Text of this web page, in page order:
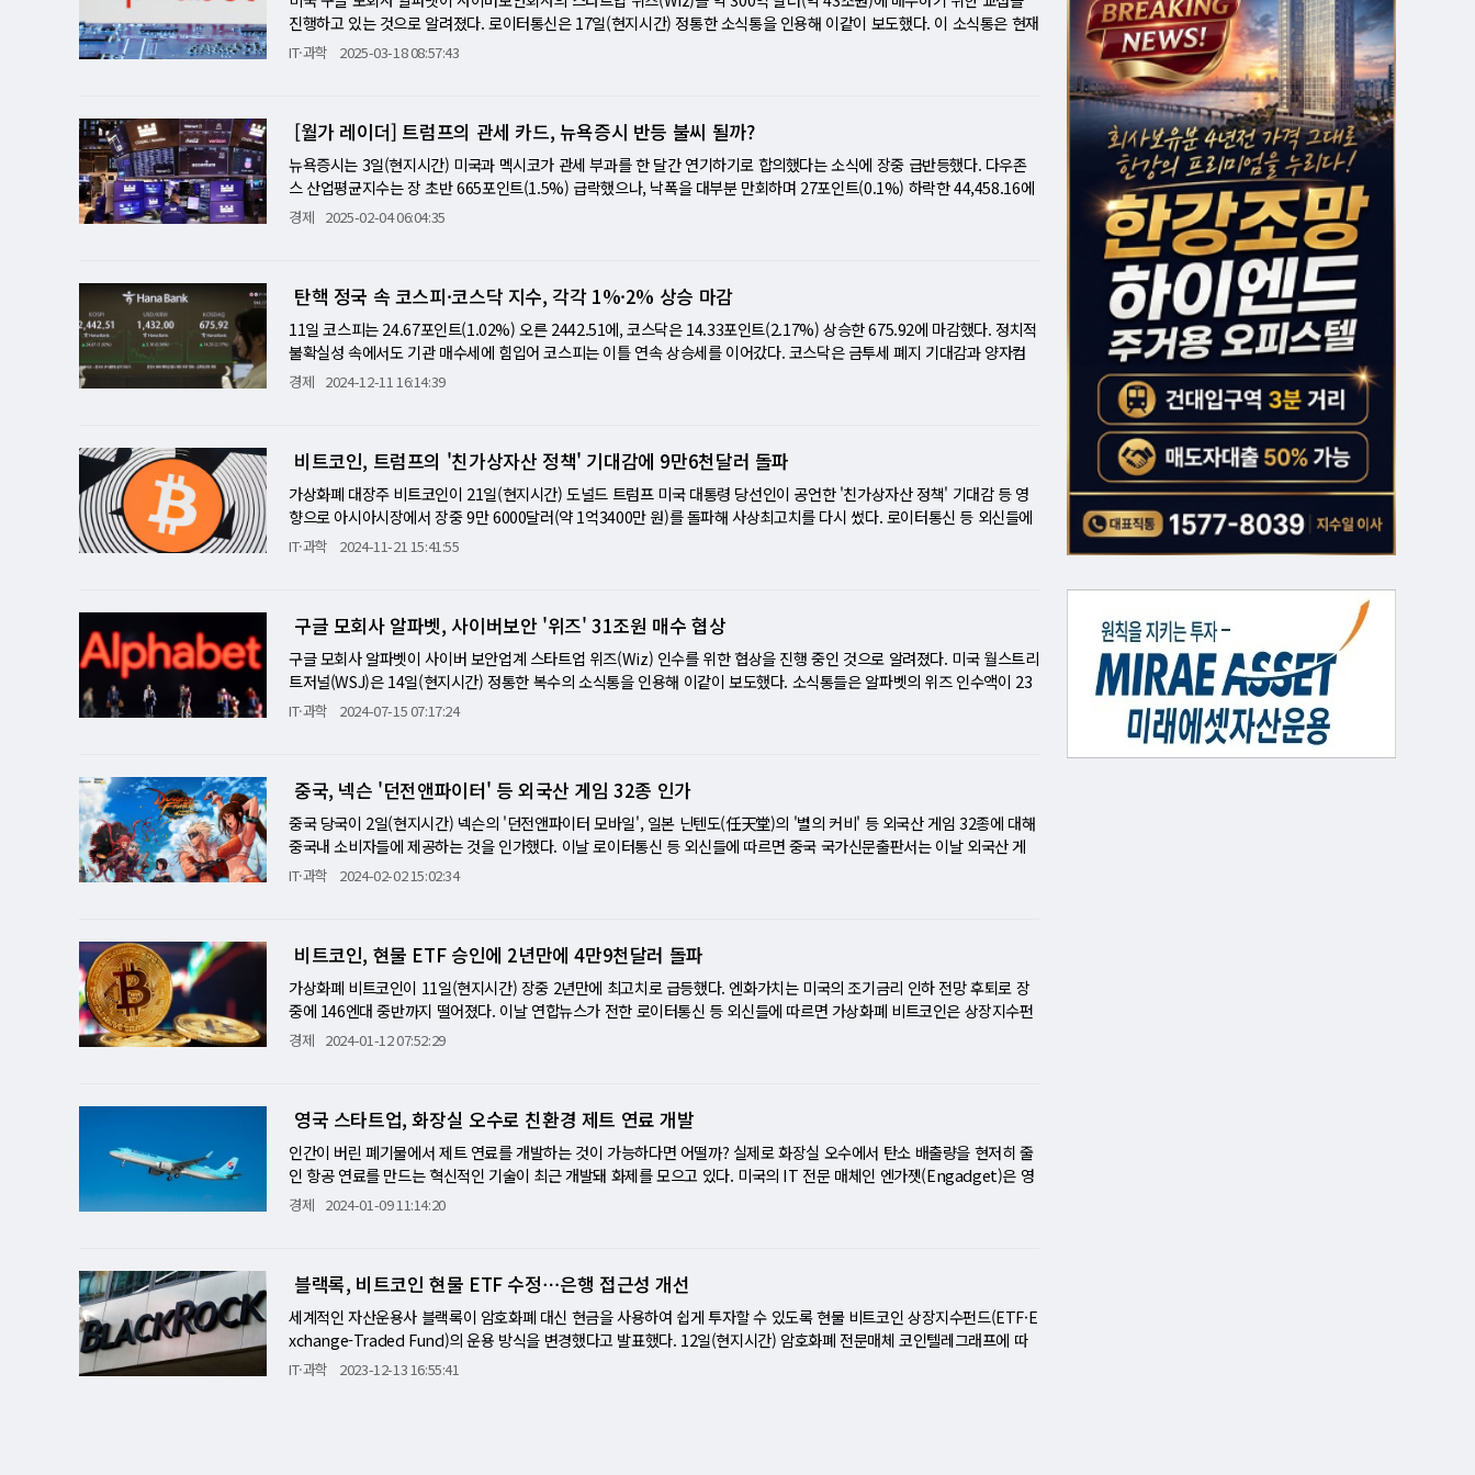
다. 이날 VIX는 21.90까지 상승해 6월 23일 이후 최고치를 기록했다. S&P500과 나스닥은 각각 4월 21일 이후 가장 큰 일
일 하락폭을 기록했고, 다우지수 역시 3개월래 최대 낙폭을 보였다.
로 확인된 '포모(FOMO)' 투자자들이 왜 이런 위험을 감수하면서까지 주식을 사들이는지에 대한 배경은 호라이즌 인베스트
먼트 서비시스 척 칼슨 CEO의 진단에서 읽을 수 있다. 그는 "이 시장은 상당한 회복력을 보여왔다. 투자자들은 모멘텀을 타
면서 돌파구를 찾고 있다"며 "그들은 이 흐름에서 뒤처지고 싶어 하지 않는다"라고 말했다. 전형적인 '포모(FOMO, Fear
조력자들 개별 섹터의 강력한 호재들 역시 랠리의 기반을 다졌다. 중동 휴전으로 국제 유가가 안정되며 인플레이션 압력이
상 폭등했고, 기술주 진영에서는 마이크론의 낙관적 전망에 힘입어 엔비디아가 1.8% 상승, 시가총액 4조 달러에 근접하며
세계 최고 가치 기업 자리를 탈환했다. 또한 코인베이스의 약진은 새로운 투자 서사를 더했다. 시티즌스의 데빈 라이언은 기
관 투자자들이 "암호화폐가 투기적 자산군에서 유틸리티 자산군으로 진화하는 것에 긍정적인 견해를 표명하고 싶어한
상하는 가운데, 향후 정책 방향에 대한 힌트를 얻기 위해 발표 내용을 주시할 것으로 보인다. [미니해설] 관세 불안과 연준의
'침묵'이 덮친 월가, 숨죽인 채 다음 스텝 주시 18일(현지시간) 뉴욕 증시는 투자자들의 불안 심리가 극명하게 드러난 하루
였다. 도널드 트럼프 대통령의 예측 불가능한 관세 정책은 시장에 여전한 불확실성을 드리웠고, 곧 발표될 연방준비제도(연
락의 주요 원인 중 하나는 트럼프 대통령의 관세 정책에 대한 우려였다. 웨이브 캐피털의 최고 투자 책임자인 리스 윌리엄스
는 "시장이 지난 몇 년 동안 잘 작동했던 것에서 벗어나 상대적으로 부진했던 쪽으로 실제로 순환하려는 것으로 보인다"며
현재 시장 상황을 진단했다. 이는 트럼프 행정부의 보호무역주의 강화 움직임이 글로벌 공급망에 혼란을 야기하고 기업들
의 수익성에 부정적인 영향을 미칠 수 있다는 우려가 투자 심리에 반영된 결과다. 로이터통신 역시 이러한 우려를 뒷받침했
다. 잉걸스 앤 스나이더의 수석 포트폴리오 전략가인 팀 그리스키는 "관세에 대한 불확실성이 매우 크다. 관세의 범위가 얼
자자들은 관망세를 취하며 위험 자산에 대한 투자를 줄이는 경향을 보였다. 연준 '침묵' 속 인플레 우려 재점화⋯금리 향방
'안갯속' 연준의 통화 정책 결정에 대한 경계감 또한 시장 하락을 부추긴 요인으로 작용했다. 시장은 연준이 19일 발표할 통
화 정책 성명에서 금리를 동결할 것으로 예상하면서도, 동시에 발표될 경제 전망 요약(SEP)을 통해 향후 금리 인상 또는 인
하 시점에 대한 힌트를 얻고자 촉각을 곤두세우고 있다. 특히 최근 발표된 미국의 2월 수입 물가가 예상외로 상승하면서 인
플레이션 압력에 대한 우려가 다시 고개를 들고 있어, 연준이 어떤 메시지를 내놓을지에 대한 관심이 더욱 커지고 있다. 테
BC는 테슬라의 완전 자율 주행 기술 가격 책정 및 로보택시 시장 점유율에 대한 기대치 감소를 이유로 목표 주가를 기존 32
의 주역인 엔비디아 역시 하락세를 피하지 못했다. 연례 GPU 기술 컨퍼런스(GTC)를 앞두고 있었음에도 불구하고 3.35%
하락했는데, 이는 AI 산업의 경쟁 심화 및 성장 둔화에 대한 우려가 반영된 결과로 보인다. 젠슨 황 CEO는 AI 모델 학습에
서 실제 답변을 얻는 방향으로 산업의 패러다임이 전환되고 있다며 엔비디아의 경쟁력을 강조했지만, 시장의 불안감을 잠
향을 받은 것으로 분석된다. 메이필드 "추가 하락 염두", 엇갈리는 시장 전망 속 '신중론' 우세 이처럼 뉴욕 증시는 관세 정
책의 불확실성과 연준의 통화 정책 발표를 앞둔 경계감 속에서 하락세를 나타냈다. 베어드의 투자 전략가인 로스 메이필드
는 "평균적인 비경기 침체기의 후퇴 또는 조정은 15% 범위 내에 있다"며 추가적인 시장 하락 가능성을 시사했다. S&P 50
0 지수가 이미 최근 최고점에서 8.6% 하락하며 조정 영역에 진입한 상황에서, 투자자들은 향후 발표될 경제 지표와 정책
변화에 더욱 주목하며 신중한 투자 전략을 펼쳐야 할 것으로 보인다. 재니 몽고메리 스콧 역시 3월과 4월까지 투자자들이
진행하고 있는 것으로 알려졌다. 로이터통신은 17일(현지시간) 정통한 소식통을 인용해 이같이 보도했다. 이 소식통은 현재
까지 합의가 이루어지지 않고 있으며 매수가 실현되지 않을 가능성도 있다고 전했다. 지난해 5월 자금조달시에 위즈의 평가
시 응답하지 않았다. 알파벳은 지난해도 위즈를 230억 달러에 매수하는 방향으로 협의를 진행했다. 하지만 위즈는 협의를
중단하고 기업공개(IPO)로 눈을 돌렸다. 위즈는 인공지능(AI)를 활용한 클라우드 기반의 사이버보안 솔루션을 제공하고 있
으며 도입기업은 클라우드 플랫폼상의 중대한 리스크를 특정해 제거할 수 있게 된다. 알파벳은 지난해 온라인 비즈니스를
위한 종합적인 마케팅, 판매 및 고객 서비스 솔루션을 제공하는 플랫폼인 미국 허브스팟 매수를 목표를 했지만 포기했다.
IT·과학 2025-03-18 08:57:43
[월가 레이더] 트럼프의 관세 카드, 뉴욕증시 반등 불씨 될까?
뉴욕증시는 3일(현지시간) 미국과 멕시코가 관세 부과를 한 달간 연기하기로 합의했다는 소식에 장중 급반등했다. 다우존
스 산업평균지수는 장 초반 665포인트(1.5%) 급락했으나, 낙폭을 대부분 만회하며 27포인트(0.1%) 하락한 44,458.16에
거래를 마쳤다. S&P500은 0.5%, 나스닥은 0.8% 하락했지만, 장 초반 하락 폭에서 크게 회복했다. 트럼프 대통령이 이날
능성이 크다고 평가했다. 티에리 위즈먼 맥쿼리 전략가는 "트럼프는 '거래'를 좋아하는 인물이며, 정치적·시장적 압력이 가
해지면 양보할 가능성이 높다"며 "캐나다와 멕시코에 대한 영구적 관세 가능성은 낮다"고 전망했다. 한편, 기술주는 약세를
이어갔다. 엔비디아는 중국 AI 스타트업 딥시크가 저렴한 AI 모델을 개발했다는 소식에 3.7% 하락했으며, 반도체 업종 지
수(SOX)도 1.5% 떨어졌다. Cboe 변동성 지수(VIX)는 장 초반 20선을 넘어서며 월가의 불안감을 반영했지만, 트럼프의 관
세 연기 발표 이후 18선으로 하락했다. 월가에서는 트럼프의 보호무역 정책이 장기적으로 미국 경제 성장률을 둔화시키고
관세 전략, 시장에 던진 신호는? 뉴욕증시가 트럼프 대통령의 관세 연기 발표에 반등하며 시장은 일단 한숨을 돌렸다. 그러
나 이번 사태는 단순한 해프닝이 아니라, 트럼프의 경제·무역 정책이 시장에 미칠 장기적 영향을 단적으로 보여주는 사례다.
트럼프의 '거래' 전략, 관세는 협상의 도구 트럼프 대통령은 오랜 기간 관세를 주요 협상 카드로 활용해왔다. 맥쿼리의 티에
리 위즈먼은 "트럼프는 본질적으로 '거래를 만드는 사람'이며, 이번 관세 발표 역시 그의 협상 도구일 가능성이 크다"고 분
석했다. 실제로 트럼프는 멕시코 정부와 협상 후 국경에 멕시코 군 1만 명을 배치하는 조건으로 관세를 연기하는 성과를 얻
로도 활용하고 있으며, 다음 타깃은 유럽연합이 될 수 있다"고 경고했다. 경제 성장 둔화와 인플레이션 압력 상승 트럼프의
보호무역 정책이 지속될 경우 미국 경제 성장 둔화와 인플레이션 상승이 불가피하다. 모건스탠리의 마이클 제자스는 "관세
가 영구적으로 지속되면 미국 GDP 성장률이 1.2~1.6% 수준으로 둔화될 것"이라고 분석했다. 이러한 관세 부담은 기업 이
익에도 영향을 미친다. 골드만삭스의 데이비드 코스틴은 "미국 관세가 지속되면 S&P500 기업들의 순이익이 2~3% 감소
할 수 있으며, 이는 시장 밸류에이션에도 5%가량 하락 압력을 줄 수 있다"고 분석했다. 기술주 변동성 확대⋯'AI 공포' 부
보인다. 슐라이프 CIO는 "투자자들은 이제 AI 투자 방향을 기존의 '반도체(곡괭이와 삽 전략)'에서 소프트웨어 중심으로 전
시사한다. 글로벌 증시에 미치는 영향 트럼프의 관세 정책은 미국 증시뿐만 아니라 글로벌 금융시장에도 영향을 미쳤다. 멕
시코 증시(EWW ETF)는 관세 연기 발표 후 2% 상승했지만, 캐나다 증시(EWC ETF)는 1.1% 하락했다. 또 미국 관세 발
표 후 CIBC(-8%), 노바스코샤 은행(-7.5%) 등 캐나다 주요 은행 주가는 급락했다. 이는 글로벌 공급망이 여전히 미국과 밀
리스크로 작용할 가능성이 크다.
경제 2025-02-04 06:04:35
탄핵 정국 속 코스피·코스닥 지수, 각각 1%·2% 상승 마감
11일 코스피는 24.67포인트(1.02%) 오른 2442.51에, 코스닥은 14.33포인트(2.17%) 상승한 675.92에 마감했다. 정치적
불확실성 속에서도 기관 매수세에 힘입어 코스피는 이틀 연속 상승세를 이어갔다. 코스닥은 금투세 폐지 기대감과 양자컴
퓨터 관련주 급등에 힘입어 2% 넘게 뛰었다. 코스피는 기관이 1755억 원을 순매수하며 상승을 주도했지만, 개인과 외국인
자컴퓨터 개발 소식에 케이씨에스와 엑스게이트가 상한가로 마감했으며, 아이씨티케이(23.12%)와 한울소재과학(20.5
7%) 등 관련주도 큰 폭으로 상승했다. 서울 외환시장에서 원·달러 환율은 전날 대비 5.3원 상승한 1432.2원을 기록했다.
[미니해설] 탄핵 정국 속 '저가 매수' 기회? … 코스피·코스닥 동반 상승 배경은 11일 코스피와 코스닥 지수가 각각 1%와
2%대 상승하며 탄핵 정국 속에서도 긍정적인 흐름을 보였다. 정치적 불확실성과 환율 상승에도 불구하고 기관과 개인의
매수세가 유입되며 시장을 견인했다. 과연 이번 상승세는 단순한 반등일까, 아니면 추세 전환의 신호일까? "정치 불안 속 저
도 불구하고 경제 펀더멘털에 기반한 저가 매수세가 유입된 점이 주목된다. 대신증권 이경민 연구원은 "정치적 불안정이 지
속되지만 경제 펀더멘털을 고려한 저가 매수세가 유입되고 있다"며 "미국 소비자물가지수(CPI) 발표를 앞두고 외국인 투
자자들 사이에서 관망세와 경계심이 감지된다"고 분석했다. 특히, 조선업종에서 강한 반등세가 나타났다. HD현대미포조선
(10.07%), HJ중공업(10.17%), HD한국조선해양(7.65%) 등 조선주는 저가 매수세에 힘입어 큰 폭으로 상승했다. 비상계
엄과 탄핵 정국 속에서 타격을 입었던 조선주가 회복세를 보이는 것은 시장 심리의 변화를 반영한다. 코스피, 기관 '사자'에
시키는 주요 요인으로 작용했다. 또한, 구글이 초고성능 양자컴퓨터 개발 소식을 발표하면서 관련주들이 급등했다. 케이씨
에스와 엑스게이트는 상한가를 기록했고, 아이씨티케이(23.12%), 한울소재과학(20.57%) 등도 큰 상승폭을 보였다. 양자
컴퓨터 기술의 발전이 관련 기업 주가에 미치는 긍정적인 영향을 시장이 즉각 반영한 것이다. 일자리 관련주 강세⋯조기 대
선 기대감 영향 코스피와 코스닥 모두 일자리 관련주가 강세를 보였다. 코스피에서는 윌비스가 상한가를 기록했으며, 코스
닥에서는 대성창투, 오픈놀, 위즈코프 등이 상한가로 마감했다. 이러한 흐름은 조기 대선 가능성에 대한 기대감이 투자 심리
불확실성도 여전하다. 김재섭 국민의힘 의원이 윤석열 대통령 탄핵소추안 표결에 찬성 의사를 밝히는 등 탄핵 정국이 장기
와 코스닥의 동반 상승은 탄핵 정국 속에서도 시장 심리가 회복되고 있음을 보여주는 긍정적인 신호다. 하지만 환율 상승과
정치적 불확실성 등 리스크 요인이 여전히 존재하기 때문에 투자자들은 신중하게 접근해야 한다. 특히, 변동성이 큰 시장에
서는 방어적 포트폴리오를 구축하고 저가 매수 기회를 탐색하는 전략이 필요하다. 전문가들은 "정치적 리스크는 단기적 변
경제 2024-12-11 16:14:39
비트코인, 트럼프의 '친가상자산 정책' 기대감에 9만6천달러 돌파
가상화폐 대장주 비트코인이 21일(현지시간) 도널드 트럼프 미국 대통령 당선인이 공언한 '친가상자산 정책' 기대감 등 영
향으로 아시아시장에서 장중 9만 6000달러(약 1억3400만 원)를 돌파해 사상최고치를 다시 썼다. 로이터통신 등 외신들에
따르면 비트코인은 이날 트럼트 차기 미국정권에서 가상화폐 규제환경이 개선될 것이라는 기대감으로 가격 상승곡선이 더
지적했다. 미국의 비트코인 상장투자신탁(ETF)에는 미국 대선이후 40억 달러이상의 자금이 유입됐다, 또한 이번주 초 블
랙록의 비트코인 ETF의 옵션거래는 활황장세이며 가격상승을 예상하는 콜옵션 수요가 하락을 전망하는 풋옵션을 웃돌고
있다. 위즈덤 트리의 디지털자산 책임자 윌 벡은 "가상화폐 커뮤니티가 고대하고 있던 규제의 명확화를 차기 미국정권이 가
져다줄지 많은 사람들이 주목하고 있지만 판단은 분명 시기상조"라고 지적했다. 그는 "이같은 열광은 비트코인과 가상화폐
전체 뿐만 아니라 블록체인을 활용한 생태계 전체가 강세"라고 언급했다.
IT·과학 2024-11-21 15:41:55
구글 모회사 알파벳, 사이버보안 '위즈' 31조원 매수 협상
구글 모회사 알파벳이 사이버 보안업계 스타트업 위즈(Wiz) 인수를 위한 협상을 진행 중인 것으로 알려졌다. 미국 월스트리
트저널(WSJ)은 14일(현지시간) 정통한 복수의 소식통을 인용해 이같이 보도했다. 소식통들은 알파벳의 위즈 인수액이 23
0억 달러(약 31조6700억 원)규모가 될 것이라고 전했다. WSJ는 이번 인수가 실현된다면 알파벳 역사상 사상최대 규모의
클라우드 컴퓨팅 시장에서 구글이 마이크로소프트(MS)와 아마존을 따라잡는 데 유리한 고지를 차지할 수 있다. 알파벳은
최근 기업용 인공지능(AI) 도구를 기반으로 시장이 한층 커지고 있는 클라우드 서비스 분야에 투자를 늘려 왔다. 다만 알파
벳의 이번 인수 협상은 대기업 독점에 대한 당국의 감시가 강화하고 있는 가운데 규제로 인해 좌절될 가능성도 있다고 외신
들은 지적했다. 구글은 앞서 온라인 검색 시장에서 지배적 지위를 남용했다는 이유로 미국 법무부로부터 제소됐다.
IT·과학 2024-07-15 07:17:24
중국, 넥슨 '던전앤파이터' 등 외국산 게임 32종 인가
중국 당국이 2일(현지시간) 넥슨의 '던전앤파이터 모바일', 일본 닌텐도(任天堂)의 '별의 커비' 등 외국산 게임 32종에 대해
중국내 소비자들에 제공하는 것을 인가했다. 이날 로이터통신 등 외신들에 따르면 중국 국가신문출판서는 이날 외국산 게
임 32종에 외자판호를 발급했다. 이중에는 넥슨의 '던전앤파이터 오리진(地下城与勇士: 起源)', 네오위즈의 '고양이와 스
일'로 기재된 점을 통해 볼 때 새롭게 판호를 발급받은 것으로 추정된다. 현재 넥슨은 "관련 사실을 확인 중"이라고 밝혔다.
이에 앞서 넥슨은 2020년 텐센트와 함께 '던전앤파이터 모바일'을 중국 시장에 출시하기로 하고 사전 예약까지 진행했으나
출시를 불과 하루 앞두고 일정을 무기한 연기했다. 당시 사전 예약에는 6000만명 이상이 몰린 것으로 전해졌다. 이후 '던전
앤파이터 모바일'은 2022년 국내에 먼저 출시됐다. 네오위즈의 방치형 모바일게임 '고양이와 스프'도 중국 외자판호를 획
득했다. 네오위즈는 지난해 5월 중국 킹소프트 그룹 산하 게임사 '킹소프트 시요'와 퍼블리싱 계약을 체결했다. 고양이와 스
파이터즈 올스타는 유명 격투 게임 '킹오브파이터즈' IP를 기반으로 한 액션 RPG로 국내에서는 2019년 서비스를 시작했
다. 역대 킹오브파이터즈 시리즈에 등장한 캐릭터들이 등장하는 점이 특징이다. 일본 닌텐도는 '태극의 달인'과 함께 '호시
의 카비'도 함께 외자판호를 받아 중국 텐센트를 통해 사용자들에게 제공한다.
IT·과학 2024-02-02 15:02:34
비트코인, 현물 ETF 승인에 2년만에 4만9천달러 돌파
가상화폐 비트코인이 11일(현지시간) 장중 2년만에 최고치로 급등했다. 엔화가치는 미국의 조기금리 인하 전망 후퇴로 장
중에 146엔대 중반까지 떨어졌다. 이날 연합뉴스가 전한 로이터통신 등 외신들에 따르면 가상화폐 비트코인은 상장지수펀
드(ETF) 거래가 개시된 이날 2021년 12월 이래 처음으로 4만9000달러를 돌파했다. 비트코인은 장중 일시 6.7% 급등한 4
산클래스에 대해 견해를 가질 필요가 제기되고 있기 때문"이라고 지적했다. 그는 "아직 고객들에게 추천하지 않을지도 모
르지만 금융서비스업체들은 적어도 자신만의 견해를 가질 필요성에 직면하고 있다. 때문에 이 자산클래스에 대한 관심과
자금유입이 더욱 안정될 것"이라고 덧붙였다. 로이터 통신은 시장정보업체 LSEG를 인용해 이날 11개 ETF의 총거래규모
가 46억달러(약 6조원)에 달했다고 보도했다. 이날 뉴욕증시에서는 자산운용사 그레이스케일 인베스트먼트가 운용하는
'그레이스케일 비트코인 트러스트'(종목코드 GBTC)를 비롯해 총 11개 비트코인 현물 ETF가 동시 상장돼 거래됐다. 이날
해시덱스(DEFI) 등이다. 한편
경제 2024-01-12 07:52:29
영국 스타트업, 화장실 오수로 친환경 제트 연료 개발
인간이 버린 폐기물에서 제트 연료를 개발하는 것이 가능하다면 어떨까? 실제로 화장실 오수에서 탄소 배출량을 현저히 줄
인 항공 연료를 만드는 혁신적인 기술이 최근 개발돼 화제를 모으고 있다. 미국의 IT 전문 매체인 엔가젯(Engadget)은 영
국 스타트업 반딧불이 그린퓨엘(Firefly Green Fuels)이 크랜필드대학교(Cranfield University)의 전문가들과 협력해,
로 이용 가능하지는 않지만, 회사 측은 이 연료를 세계 시장에 공급하기 위한 과정에 있으며 향후 5년 이내에 최초의 상업용
발전소를 가동하게 될 것이라고 자신하고 있다. 이 회사는 저비용 항공사인 위즈에어(Wizz Air)와 2028년부터 시작되는
연료 공급을 위한 파트너십을 이미 체결했다. 화장실 오수에서 연료 생산 반딧불이 그린퓨엘은 영국의 수자원 관리 회사로
부터 폐기물을 공급받아, 정제된 하수를 얻기 위해 다음과 같은 공정을 거친다. 열수 액화 과정을 통해 액체 폐기물을 슬러
지 또는 원유로 전환하고, 이 과정에서 발생하는 고체 부산물은 작물 비료로 재활용될 수 있다. 회사 측은 에너지 생산 과정
경제 2024-01-09 11:14:20
블랙록, 비트코인 현물 ETF 수정⋯은행 접근성 개선
세계적인 자산운용사 블랙록이 암호화폐 대신 현금을 사용하여 쉽게 투자할 수 있도록 현물 비트코인 상장지수펀드(ETF·E
xchange-Traded Fund)의 운용 방식을 변경했다고 발표했다. 12일(현지시간) 암호화폐 전문매체 코인텔레그래프에 따
르면 블랙록은 새로운 '현물 상환 선지급' 모델을 도입함으로써 JP모건, 골드만삭스 등 대형 은행들이 이 펀드에 공인 참여
IT·과학 2023-12-13 16:55:41